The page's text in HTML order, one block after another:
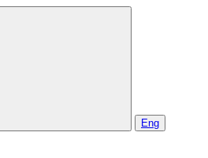
Eng